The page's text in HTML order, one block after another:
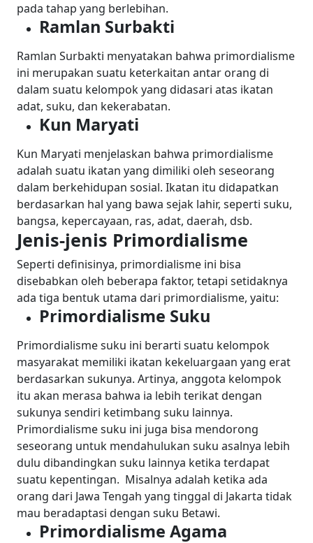
pada tahap yang berlebihan.
Ramlan Surbakti
Ramlan Surbakti menyatakan bahwa primordialisme
ini merupakan suatu keterkaitan antar orang di
dalam suatu kelompok yang didasari atas ikatan
adat, suku, dan kekerabatan.
Kun Maryati
Kun Maryati menjelaskan bahwa primordialisme
adalah suatu ikatan yang dimiliki oleh seseorang
dalam berkehidupan sosial. Ikatan itu didapatkan
berdasarkan hal yang bawa sejak lahir, seperti suku,
bangsa, kepercayaan, ras, adat, daerah, dsb.
Jenis-jenis Primordialisme
Seperti definisinya, primordialisme ini bisa
disebabkan oleh beberapa faktor, tetapi setidaknya
ada tiga bentuk utama dari primordialisme, yaitu:
Primordialisme Suku
Primordialisme suku ini berarti suatu kelompok
masyarakat memiliki ikatan kekeluargaan yang erat
berdasarkan sukunya. Artinya, anggota kelompok
itu akan merasa bahwa ia lebih terikat dengan
sukunya sendiri ketimbang suku lainnya.
Primordialisme suku ini juga bisa mendorong
seseorang untuk mendahulukan suku asalnya lebih
dulu dibandingkan suku lainnya ketika terdapat
suatu kepentingan. Misalnya adalah ketika ada
orang dari Jawa Tengah yang tinggal di Jakarta tidak
mau beradaptasi dengan suku Betawi.
Primordialisme Agama